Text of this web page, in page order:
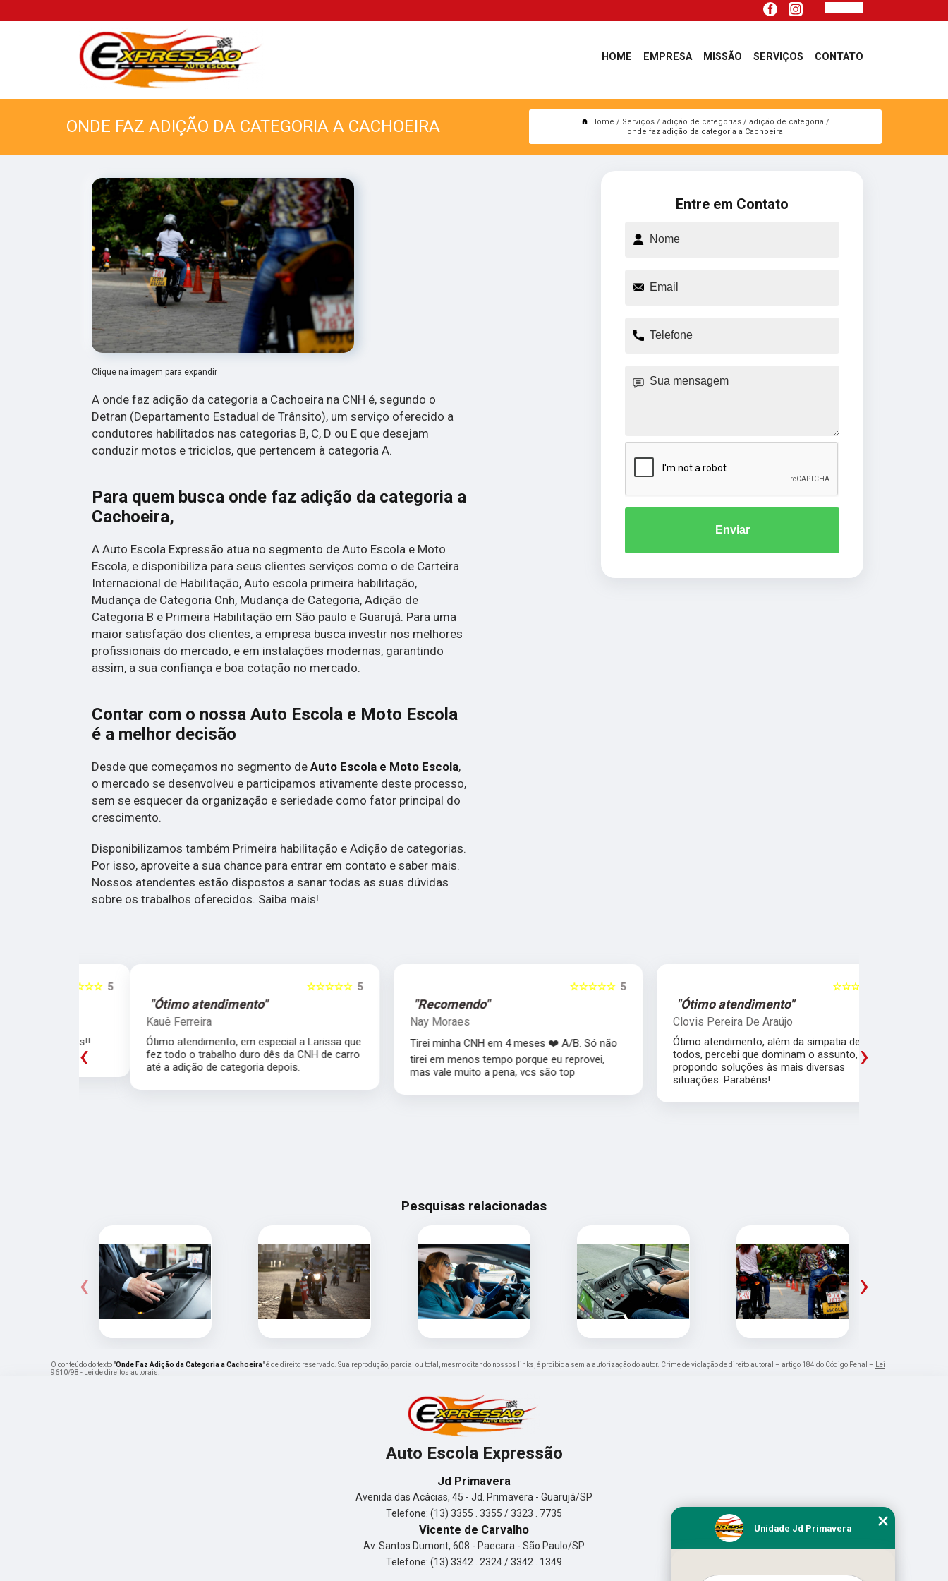
HOME EMPRESA MISSÃO SERVIÇOS CONTATO
ONDE FAZ ADIÇÃO DA CATEGORIA A CACHOEIRA Home Serviços adição de categorias
adição de categoria
onde faz adição da categoria a Cachoeira
Clique na imagem para expandir
A onde faz adição da categoria a Cachoeira na CNH é, segundo o
Detran (Departamento Estadual de Trânsito), um serviço oferecido a
condutores habilitados nas categorias B, C, D ou E que desejam
conduzir motos e triciclos, que pertencem à categoria A.
Para quem busca onde faz adição da categoria a
Cachoeira,
A Auto Escola Expressão atua no segmento de Auto Escola e Moto
Escola, e disponibiliza para seus clientes serviços como o de Carteira
Internacional de Habilitação, Auto escola primeira habilitação,
Mudança de Categoria Cnh, Mudança de Categoria, Adição de
Categoria B e Primeira Habilitação em São paulo e Guarujá. Para uma
maior satisfação dos clientes, a empresa busca investir nos melhores
profissionais do mercado, e em instalações modernas, garantindo
assim, a sua confiança e boa cotação no mercado.
Contar com o nossa Auto Escola e Moto Escola
é a melhor decisão
Desde que começamos no segmento de Auto Escola e Moto Escola,
o mercado se desenvolveu e participamos ativamente deste processo,
sem se esquecer da organização e seriedade como fator principal do
crescimento.
Disponibilizamos também Primeira habilitação e Adição de categorias.
Por isso, aproveite a sua chance para entrar em contato e saber mais.
Nossos atendentes estão dispostos a sanar todas as suas dúvidas
sobre os trabalhos oferecidos. Saiba mais!
Entre em Contato
Enviar
5
☆☆☆☆☆
"Ótimo atendimento"
Kauê Ferreira
Ótimo atendimento, em especial a Larissa que
fez todo o trabalho duro dês da CNH de carro
até a adição de categoria depois.
5
☆☆☆☆☆
"Recomendo"
Nay Moraes
Tirei minha CNH em 4 meses ❤️ A/B. Só não
tirei em menos tempo porque eu reprovei,
mas vale muito a pena, vcs são top
5
☆☆☆☆☆
"Ótimo atendimento"
Clovis Pereira De Araújo
Ótimo atendimento, além da simpatia de
todos, percebi que dominam o assunto,
propondo soluções às mais diversas
situações. Parabéns!
‹ ›
Pesquisas relacionadas
‹ ›
O conteúdo do texto "Onde Faz Adição da Categoria a Cachoeira" é de direito reservado. Sua reprodução, parcial ou total, mesmo citando nossos links, é proibida sem a autorização do autor. Crime de violação de direito autoral – artigo 184 do Código Penal –
Lei
9610/98 - Lei de direitos autorais
Auto Escola Expressão
Jd Primavera
Avenida das Acácias, 45 - Jd. Primavera - Guarujá/SP
Telefone: (13) 3355 . 3355 / 3323 . 7735
Vicente de Carvalho
Av. Santos Dumont, 608 - Paecara - São Paulo/SP
Telefone: (13) 3342 . 2324 / 3342 . 1349
Unidade Jd Primavera